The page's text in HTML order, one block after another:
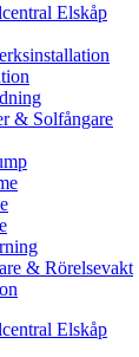
Elskåp
& Solfångare
& Rörelsevakt
Elskåp